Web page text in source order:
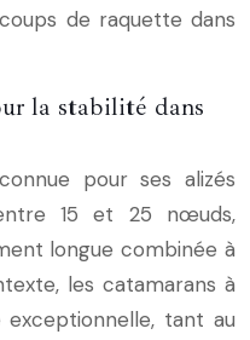
de raquette dans
la stabilité dans
pour ses alizés
15 et 25 nœuds,
longue combinée à
les catamarans à
tant au